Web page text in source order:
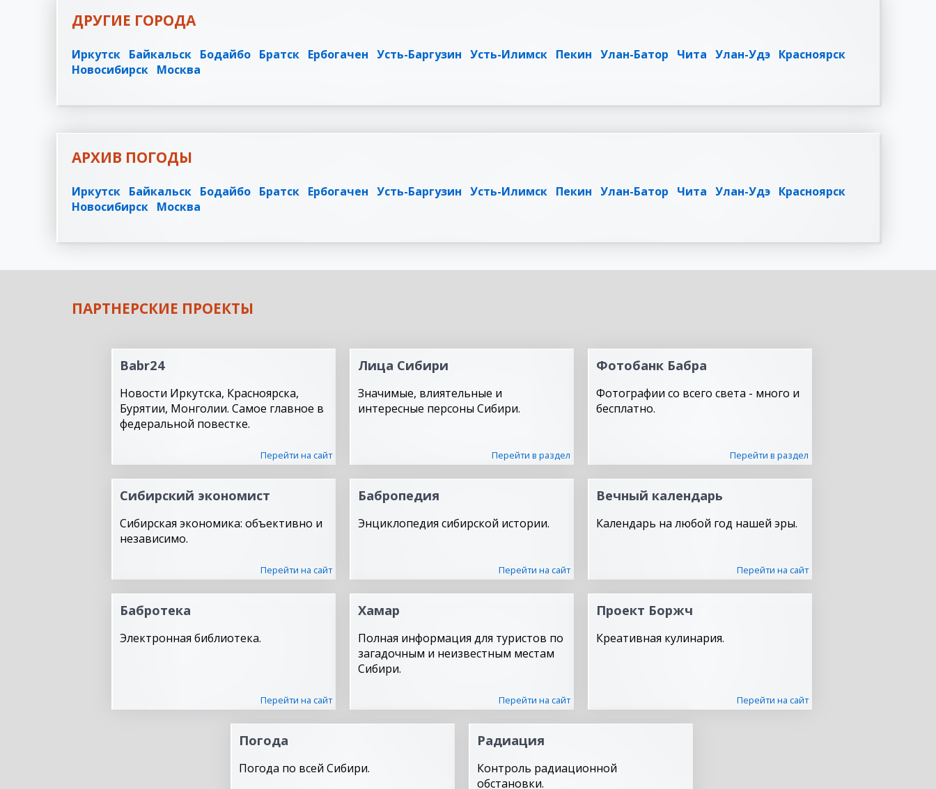
ДРУГИЕ ГОРОДА
Иркутск Байкальск Бодайбо Братск Ербогачен Усть-Баргузин Усть-Илимск Пекин Улан-Батор Чита Улан-Удэ Красноярск
Новосибирск Москва
АРХИВ ПОГОДЫ
Иркутск Байкальск Бодайбо Братск Ербогачен Усть-Баргузин Усть-Илимск Пекин Улан-Батор Чита Улан-Удэ Красноярск
Новосибирск Москва
ПАРТНЕРСКИЕ ПРОЕКТЫ
Babr24
Новости Иркутска, Красноярска,
Бурятии, Монголии. Самое главное в
федеральной повестке.
Перейти на сайт
Лица Сибири
Значимые, влиятельные и
интересные персоны Сибири.
Перейти в раздел
Фотобанк Бабра
Фотографии со всего света - много и
бесплатно.
Перейти в раздел
Сибирский экономист
Сибирская экономика: объективно и
независимо.
Перейти на сайт
Бабропедия
Энциклопедия сибирской истории.
Перейти на сайт
Вечный календарь
Календарь на любой год нашей эры.
Перейти на сайт
Бабротека
Электронная библиотека.
Перейти на сайт
Хамар
Полная информация для туристов по
загадочным и неизвестным местам
Сибири.
Перейти на сайт
Проект Боржч
Креативная кулинария.
Перейти на сайт
Погода
Погода по всей Сибири.
Радиация
Контроль радиационной
обстановки.